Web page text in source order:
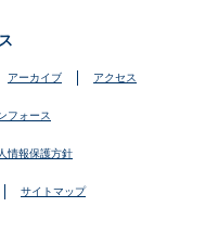
アーカイブ アクセス
フォース
情報保護方針
サイトマップ